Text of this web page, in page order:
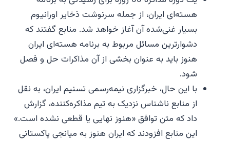
هسته‌ای ایران، از جمله سرنوشت ذخایر اورانیوم
بسیار غنی‌شده آن آغاز خواهد شد. منابع گفتند که
دشوارترین مسائل مربوط به برنامه هسته‌ای ایران
هنوز باید به عنوان بخشی از آن مذاکرات حل و فصل
شود.
با این حال، خبرگزاری نیمه‌رسمی تسنیم ایران، به نقل
از منابع ناشناس نزدیک به تیم مذاکره‌کننده، گزارش
داد که متن توافق «هنوز نهایی یا قطعی نشده است.»
این منابع افزودند که ایران هنوز به میانجی پاکستانی